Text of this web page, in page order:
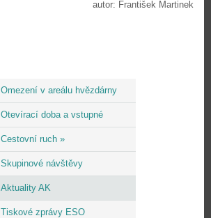
Omezení v areálu hvězdárny
Otevírací doba a vstupné
Cestovní ruch »
Skupinové návštěvy
Aktuality AK
Tiskové zprávy ESO
autor: František Martinek